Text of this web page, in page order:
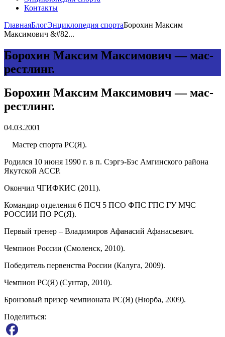
Контакты
ГлавнаяБлогЭнциклопедия спортаБорохин Максим
Максимович &#82...
Борохин Максим Максимович — мас-
рестлинг.
Борохин Максим Максимович — мас-
рестлинг.
04.03.2001
Мастер спорта РС(Я).
Родился 10 июня 1990 г. в п. Сэргэ-Бэс Амгинского района
Якутской АССР.
Окончил ЧГИФКИС (2011).
Командир отделения 6 ПСЧ 5 ПСО ФПС ГПС ГУ МЧС
РОССИИ ПО РС(Я).
Первый тренер – Владимиров Афанасий Афанасьевич.
Чемпион России (Смоленск, 2010).
Победитель первенства России (Калуга, 2009).
Чемпион РС(Я) (Сунтар, 2010).
Бронзовый призер чемпионата РС(Я) (Нюрба, 2009).
Поделиться: